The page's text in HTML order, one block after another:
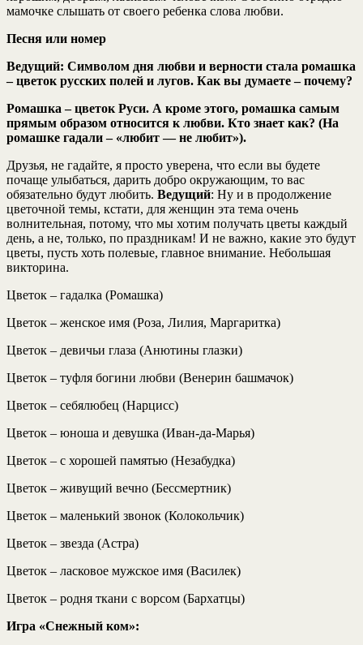
мамочке слышать от своего ребенка слова любви.
Песня или номер
Ведущий: Символом дня любви и верности стала ромашка
– цветок русских полей и лугов. Как вы думаете – почему?
Ромашка – цветок Руси. А кроме этого, ромашка самым
прямым образом относится к любви. Кто знает как? (На
ромашке гадали – «любит — не любит»).
Друзья, не гадайте, я просто уверена, что если вы будете
почаще улыбаться, дарить добро окружающим, то вас
обязательно будут любить. Ведущий: Ну и в продолжение
цветочной темы, кстати, для женщин эта тема очень
волнительная, потому, что мы хотим получать цветы каждый
день, а не, только, по праздникам! И не важно, какие это будут
цветы, пусть хоть полевые, главное внимание. Небольшая
викторина.
Цветок – гадалка (Ромашка)
Цветок – женское имя (Роза, Лилия, Маргаритка)
Цветок – девичьи глаза (Анютины глазки)
Цветок – туфля богини любви (Венерин башмачок)
Цветок – себялюбец (Нарцисс)
Цветок – юноша и девушка (Иван-да-Марья)
Цветок – с хорошей памятью (Незабудка)
Цветок – живущий вечно (Бессмертник)
Цветок – маленький звонок (Колокольчик)
Цветок – звезда (Астра)
Цветок – ласковое мужское имя (Василек)
Цветок – родня ткани с ворсом (Бархатцы)
Игра «Снежный ком»: